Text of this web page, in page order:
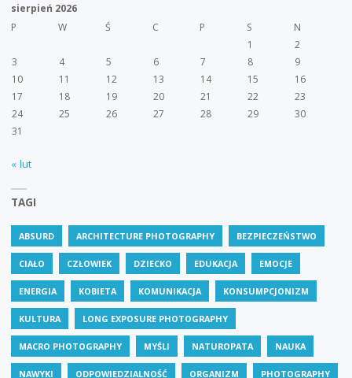
sierpień 2026
P
W Ś C P S
N
1
2
3
4 5 6 7 8
9
10
11 12 13 14 15
16
17
18 19 20 21 22
23
24
25 26 27 28 29
30
31
« lut
TAGI
ABSURD ARCHITECTURE PHOTOGRAPHY BEZPIECZEŃSTWO
CIAŁO CZŁOWIEK DZIECKO EDUKACJA EMOCJE
ENERGIA KOBIETA KOMUNIKACJA KONSUMPCJONIZM
KULTURA LONG EXPOSURE PHOTOGRAPHY
MACRO PHOTOGRAPHY MYŚLI NATUROPATA NAUKA
NAWYKI ODPOWIEDZIALNOŚĆ ORGANIZM PHOTOGRAPHY